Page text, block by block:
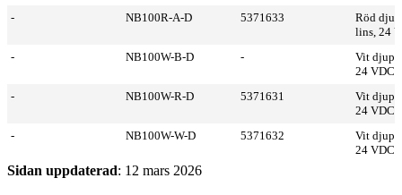
-
NB100R-A-D 5371633
Röd djup
lins, 24
-
NB100W-B-D -
Vit djup
24 VDC
-
NB100W-R-D 5371631
Vit djup
24 VDC
-
NB100W-W-D 5371632
Vit djup
24 VDC
Sidan uppdaterad: 12 mars 2026